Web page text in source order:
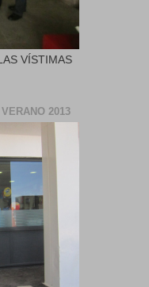
VÍSTIMAS
2013